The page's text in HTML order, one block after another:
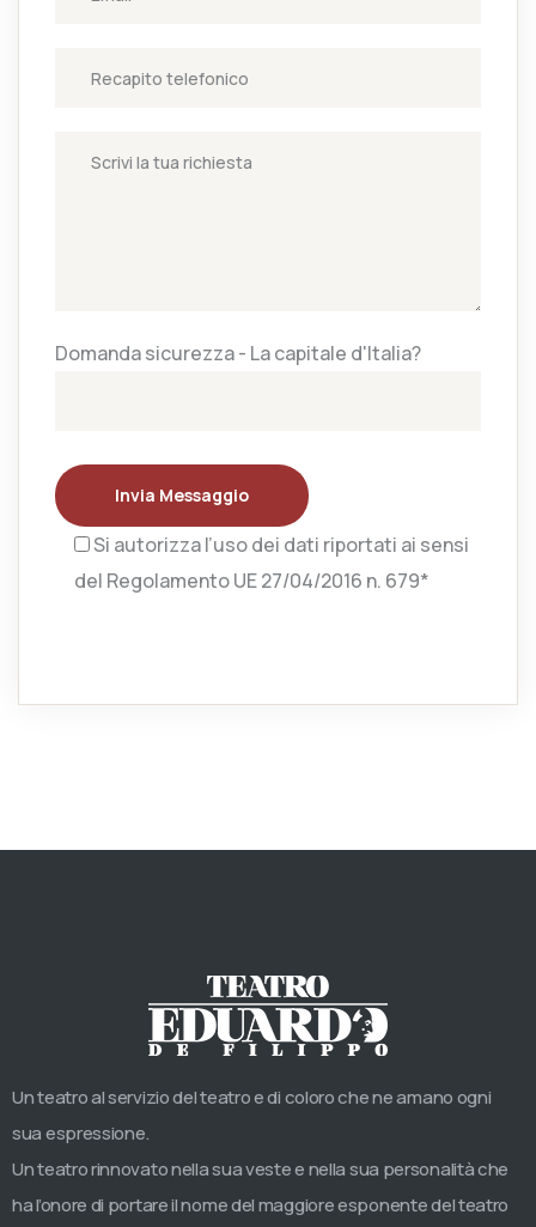
Domanda sicurezza - La capitale d'Italia?
Invia Messaggio
Si autorizza l’uso dei dati riportati ai sensi
del Regolamento UE 27/04/2016 n. 679*
Un teatro al servizio del teatro e di coloro che ne amano ogni
sua espressione.
Un teatro rinnovato nella sua veste e nella sua personalità che
ha l’onore di portare il nome del maggiore esponente del teatro